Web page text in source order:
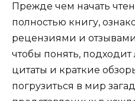
Прежде чем начать
полностью книгу,
рецензиями и
чтобы понять,
цитаты и краткие
погрузиться в мир